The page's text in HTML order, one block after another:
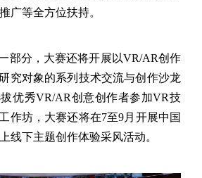
广等全方位扶持。
部分，大赛还将开展以VR/AR创作
究对象的系列技术交流与创作沙龙
优秀VR/AR创意创作者参加VR技
作坊，大赛还将在7至9月开展中国
线下主题创作体验采风活动。